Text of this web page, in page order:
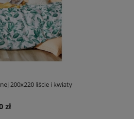
200x220 liście i kwiaty
zł